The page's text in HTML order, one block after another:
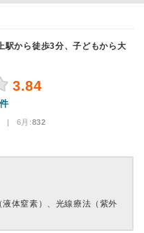
駅から徒歩3分、子どもから大
3.84
| 6月:832
体窒素）、光線療法（紫外